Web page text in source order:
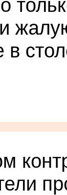
в